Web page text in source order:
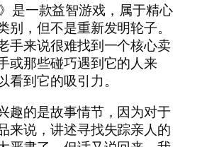
是一款益智游戏，属于精心
别，但不是重新发明轮子。
手来说很难找到一个核心卖
或那些碰巧遇到它的人来
看到它的吸引力。
趣的是故事情节，因为对于
来说，讲述寻找失踪亲人的